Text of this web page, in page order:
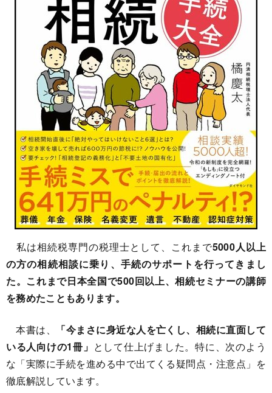
私は相続税専門の税理士として、これまで5000人以上
の方の相続相談に乗り、手続のサポートを行ってきまし
た。これまで日本全国で500回以上、相続セミナーの講師
を務めたこともあります。
本書は、
「今まさに身近な人を亡くし、相続に直面して
いる人向けの1冊」 として仕上げました。特に、次のよう
な「実際に手続を進める中で出てくる疑問点・注意点」を
徹底解説しています。